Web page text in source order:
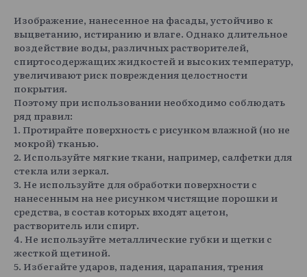
Изображение, нанесенное на фасады, устойчиво к
выцветанию, истиранию и влаге. Однако длительное
воздействие воды, различных растворителей,
спиртосодержащих жидкостей и высоких температур,
увеличивают риск повреждения целостности
покрытия.
Поэтому при использовании необходимо соблюдать
ряд правил:
1. Протирайте поверхность с рисунком влажной (но не
мокрой) тканью.
2. Используйте мягкие ткани, например, салфетки для
стекла или зеркал.
3. Не используйте для обработки поверхности с
нанесенным на нее рисунком чистящие порошки и
средства, в состав которых входят ацетон,
растворитель или спирт.
4. Не используйте металлические губки и щетки с
жесткой щетиной.
5. Избегайте ударов, падения, царапания, трения